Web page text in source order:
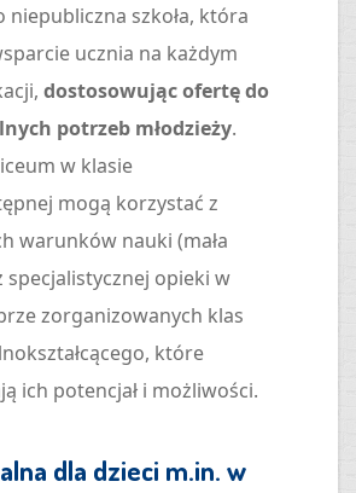
niepubliczna szkoła, która
ucznia na każdym
dostosowując ofertę do
potrzeb młodzieży.
w klasie
mogą korzystać z
warunków nauki (mała
specjalistycznej opieki w
zorganizowanych klas
które
ich potencjał i możliwości.
dla dzieci m.in. w